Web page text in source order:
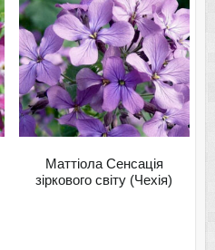
Маттіола Сенсація
зіркового світу (Чехія)